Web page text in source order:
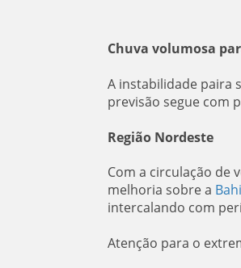
Chuva volumosa
A instabilidade paira
previsão segue com
Região Nordeste
Com a circulação de
melhoria sobre a
intercalando com
Atenção para o